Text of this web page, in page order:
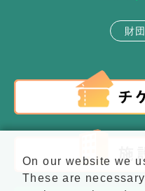
財
On our website we
These are